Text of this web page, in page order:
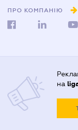
ПРО КОМПАНІЮ
на